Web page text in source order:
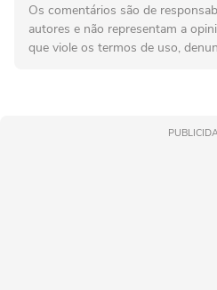
Os comentários são de
autores e não representam a
que viole os termos de uso,